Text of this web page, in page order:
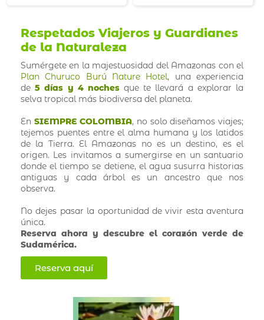
Respetados Viajeros y Guardianes
de la Naturaleza
Sumérgete en la majestuosidad del Amazonas con el
Plan Churuco Burú Nature Hotel, una experiencia
de5 días y 4 nochesque te llevará a explorar la
selva tropical más biodiversa del planeta.
En SIEMPRE COLOMBIA, no solo diseñamos viajes;
tejemos puentes entre el alma humana y los latidos
de la Tierra. El Amazonas no es un destino, es el
origen. Les invitamos a sumergirse en un santuario
donde el tiempo se detiene, el agua susurra historias
antiguas y cada árbol es un ancestro que nos
observa.
No dejes pasar la oportunidad de vivir esta aventura
única.
Reserva ahora y descubre el corazón verde de
Sudamérica.
Reserva aquí